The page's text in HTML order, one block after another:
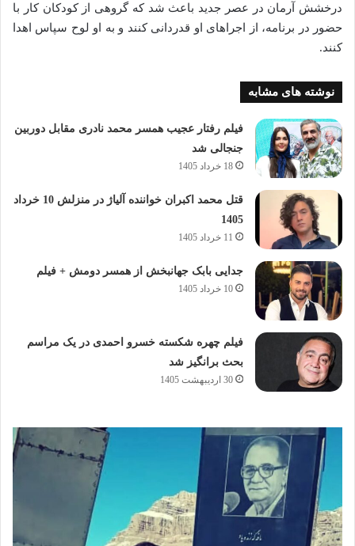
درخشش آرمان در عصر جدید باعث شد که گروهی از کودکان کار با
حضور در برنامه، از اجراهای او قدردانی کنند و به او لوح سپاس اهدا
کنند.
نوشته های مشابه
فیلم رفتار عجیب همسر محمد نادری مقابل دوربین
جنجالی شد
18 خرداد 1405
قتل محمد اکبران خواننده آلیاژ در منزلش 10 خرداد
1405
11 خرداد 1405
جدایی بابک جهانبخش از همسر دومش + فیلم
10 خرداد 1405
فیلم چهره شکسته خسرو احمدی در یک مراسم
بحث برانگیز شد
30 اردیبهشت 1405